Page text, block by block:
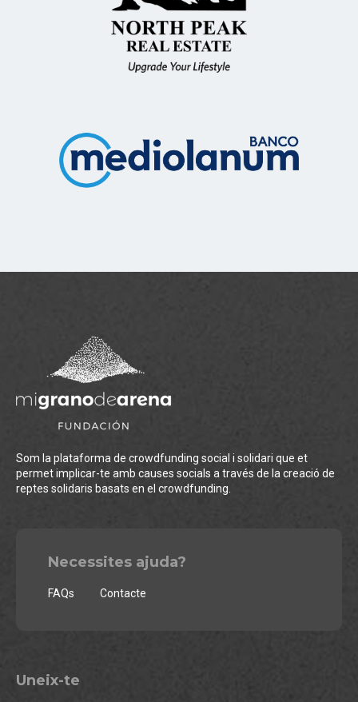
Som la plataforma de crowdfunding social i solidari que et
permet implicar-te amb causes socials a través de la creació de
reptes solidaris basats en el crowdfunding.
Necessites ajuda?
FAQs Contacte
Uneix-te